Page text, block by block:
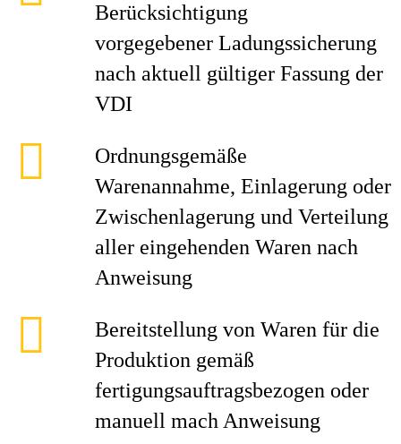
Berücksichtigung
vorgegebener Ladungssicherung
nach aktuell gültiger Fassung der
VDI
Ordnungsgemäße
Warenannahme, Einlagerung oder
Zwischenlagerung und Verteilung
aller eingehenden Waren nach
Anweisung
Bereitstellung von Waren für die
Produktion gemäß
fertigungsauftragsbezogen oder
manuell mach Anweisung